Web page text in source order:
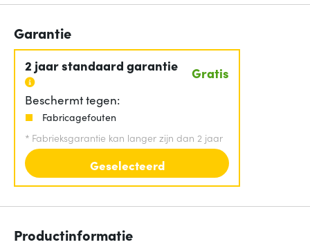
Garantie
2 jaar standaard garantie Gratis
Beschermt tegen:
Fabricagefouten
* Fabrieksgarantie kan langer zijn dan 2 jaar
Geselecteerd
Productinformatie